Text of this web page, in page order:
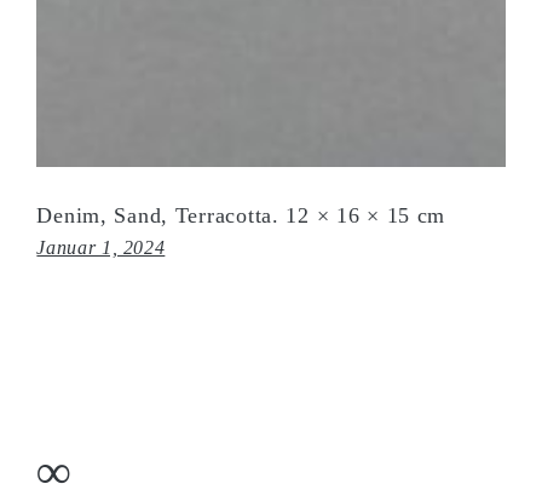
Denim, Sand, Terracotta. 12 × 16 × 15 cm
Januar 1, 2024
∞